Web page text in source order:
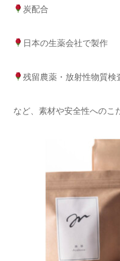
炭配合
日本の生薬会社で製作
残留農薬・放射性物質検
など、素材や安全性へのこ